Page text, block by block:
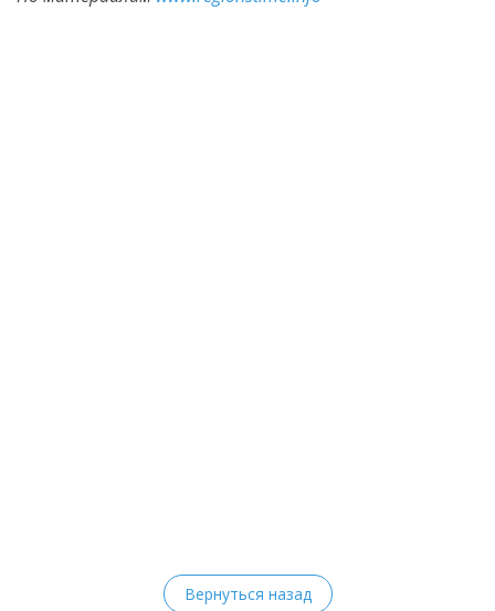
Вернуться назад